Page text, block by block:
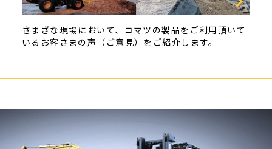
さまざな現場において、コマツの製品をご利用頂いて
いるお客さまの声（ご意見）をご紹介します。